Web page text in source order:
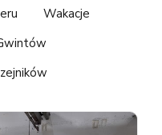
Wakacje